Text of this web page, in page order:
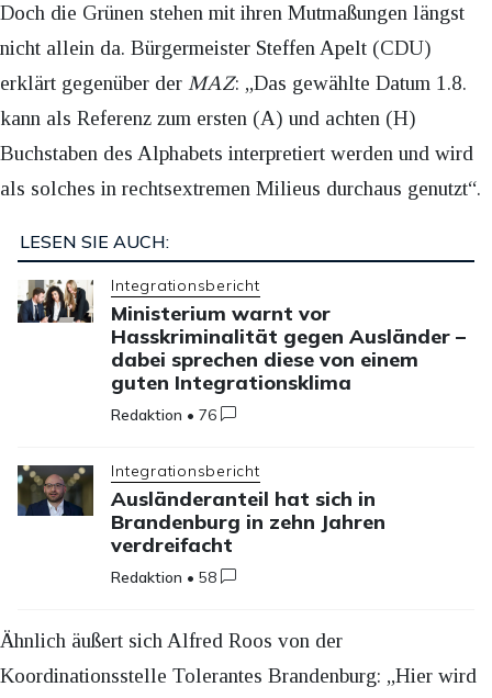
Doch die Grünen stehen mit ihren Mutmaßungen längst
nicht allein da. Bürgermeister Steffen Apelt (CDU)
erklärt gegenüber der MAZ: „Das gewählte Datum 1.8.
kann als Referenz zum ersten (A) und achten (H)
Buchstaben des Alphabets interpretiert werden und wird
als solches in rechtsextremen Milieus durchaus genutzt“.
LESEN SIE AUCH:
Integrationsbericht
Ministerium warnt vor
Hasskriminalität gegen Ausländer –
dabei sprechen diese von einem
guten Integrationsklima
Redaktion •76
Integrationsbericht
Ausländeranteil hat sich in
Brandenburg in zehn Jahren
verdreifacht
Redaktion •58
Ähnlich äußert sich Alfred Roos von der
Koordinationsstelle Tolerantes Brandenburg: „Hier wird